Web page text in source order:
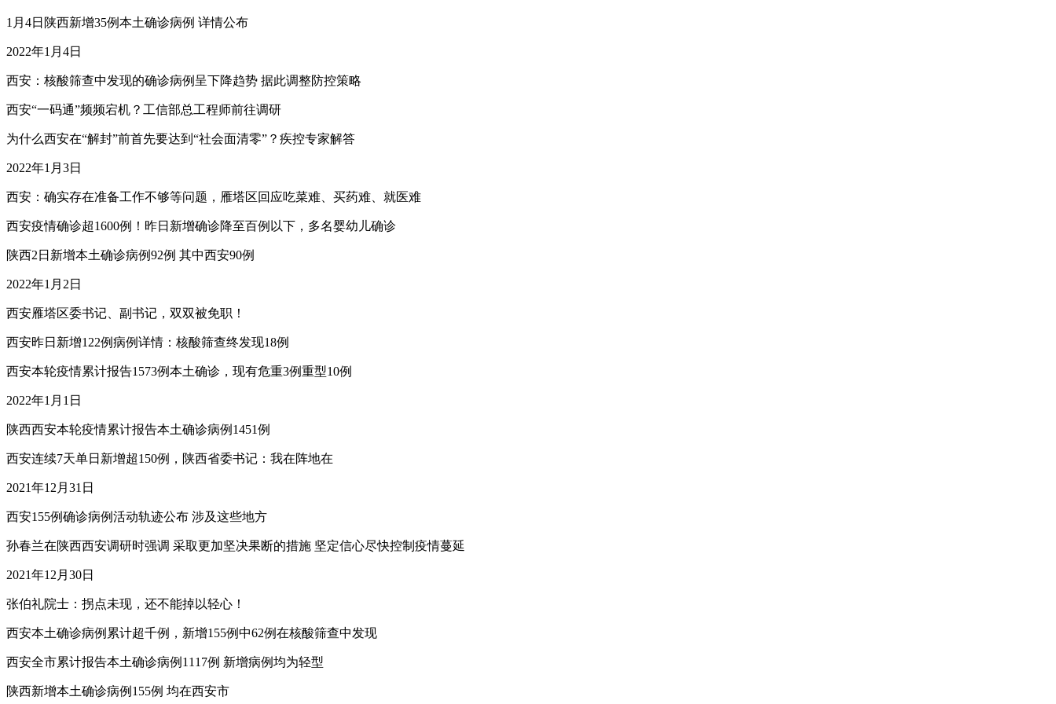
1月4日陕西新增35例本土确诊病例 详情公布
2022年1月4日
西安：核酸筛查中发现的确诊病例呈下降趋势 据此调整防控策略
西安“一码通”频频宕机？工信部总工程师前往调研
为什么西安在“解封”前首先要达到“社会面清零”？疾控专家解答
2022年1月3日
西安：确实存在准备工作不够等问题，雁塔区回应吃菜难、买药难、就医难
西安疫情确诊超1600例！昨日新增确诊降至百例以下，多名婴幼儿确诊
陕西2日新增本土确诊病例92例 其中西安90例
2022年1月2日
西安雁塔区委书记、副书记，双双被免职！
西安昨日新增122例病例详情：核酸筛查终发现18例
西安本轮疫情累计报告1573例本土确诊，现有危重3例重型10例
2022年1月1日
陕西西安本轮疫情累计报告本土确诊病例1451例
西安连续7天单日新增超150例，陕西省委书记：我在阵地在
2021年12月31日
西安155例确诊病例活动轨迹公布 涉及这些地方
孙春兰在陕西西安调研时强调 采取更加坚决果断的措施 坚定信心尽快控制疫情蔓延
2021年12月30日
张伯礼院士：拐点未现，还不能掉以轻心！
西安本土确诊病例累计超千例，新增155例中62例在核酸筛查中发现
西安全市累计报告本土确诊病例1117例 新增病例均为轻型
陕西新增本土确诊病例155例 均在西安市